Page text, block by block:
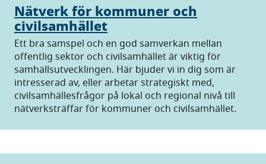
Nätverk för kommuner och
civilsamhället
Ett bra samspel och en god samverkan mellan
offentlig sektor och civilsamhället är viktig för
samhällsutvecklingen. Här bjuder vi in dig som är
intresserad av, eller arbetar strategiskt med,
civilsamhällesfrågor på lokal och regional nivå till
nätverksträffar för kommuner och civilsamhället.